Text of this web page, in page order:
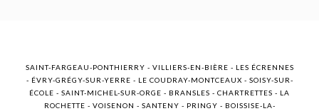
SAINT-FARGEAU-PONTHIERRY - VILLIERS-EN-BIÈRE - LES ÉCRENNES
- ÉVRY-GRÉGY-SUR-YERRE - LE COUDRAY-MONTCEAUX - SOISY-SUR-
ÉCOLE - SAINT-MICHEL-SUR-ORGE - BRANSLES - CHARTRETTES - LA
ROCHETTE - VOISENON - SANTENY - PRINGY - BOISSISE-LA-